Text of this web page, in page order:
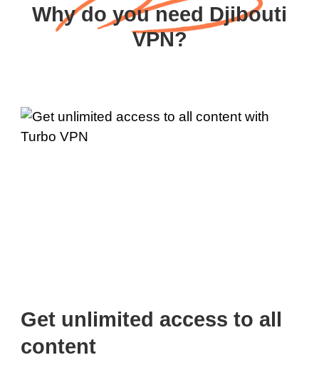
Why do you need Djibouti
VPN?
Get unlimited access to all
content